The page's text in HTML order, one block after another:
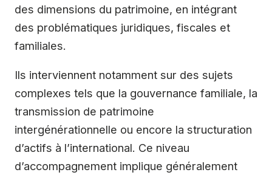
des dimensions du patrimoine, en intégrant
des problématiques juridiques, fiscales et
familiales.
Ils interviennent notamment sur des sujets
complexes tels que la gouvernance familiale, la
transmission de patrimoine
intergénérationnelle ou encore la structuration
d’actifs à l’international. Ce niveau
d’accompagnement implique généralement